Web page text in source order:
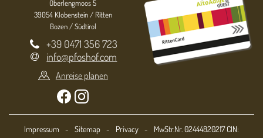
Oberlengmoos 5
39054 Klobenstein / Ritten
Bozen / Südtirol
+39 0471 356 723
info@pfoshof.com
Anreise planen
Impressum - Sitemap - Privacy - MwStr.Nr. 02444820217 CIN: